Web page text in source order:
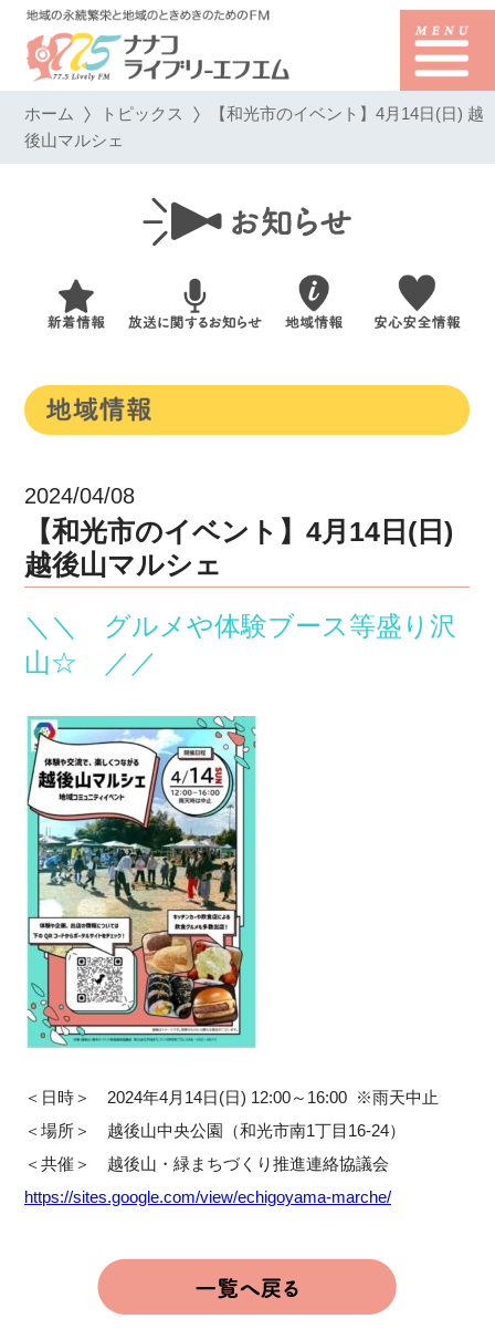
ホーム トピックス 【和光市のイベント】4月14日(日) 越
後山マルシェ
2024/04/08
【和光市のイベント】4月14日(日)
越後山マルシェ
＼＼ グルメや体験ブース等盛り沢
山☆ ／／
＜日時＞ 2024年4月14日(日) 12:00～16:00 ※雨天中止
＜場所＞ 越後山中央公園（和光市南1丁目16-24）
＜共催＞ 越後山・緑まちづくり推進連絡協議会
https://sites.google.com/view/echigoyama-marche/